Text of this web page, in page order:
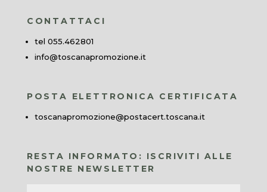
CONTATTACI
tel 055.462801
info@toscanapromozione.it
POSTA ELETTRONICA CERTIFICATA
toscanapromozione@postacert.toscana.it
RESTA INFORMATO: ISCRIVITI ALLE
NOSTRE NEWSLETTER